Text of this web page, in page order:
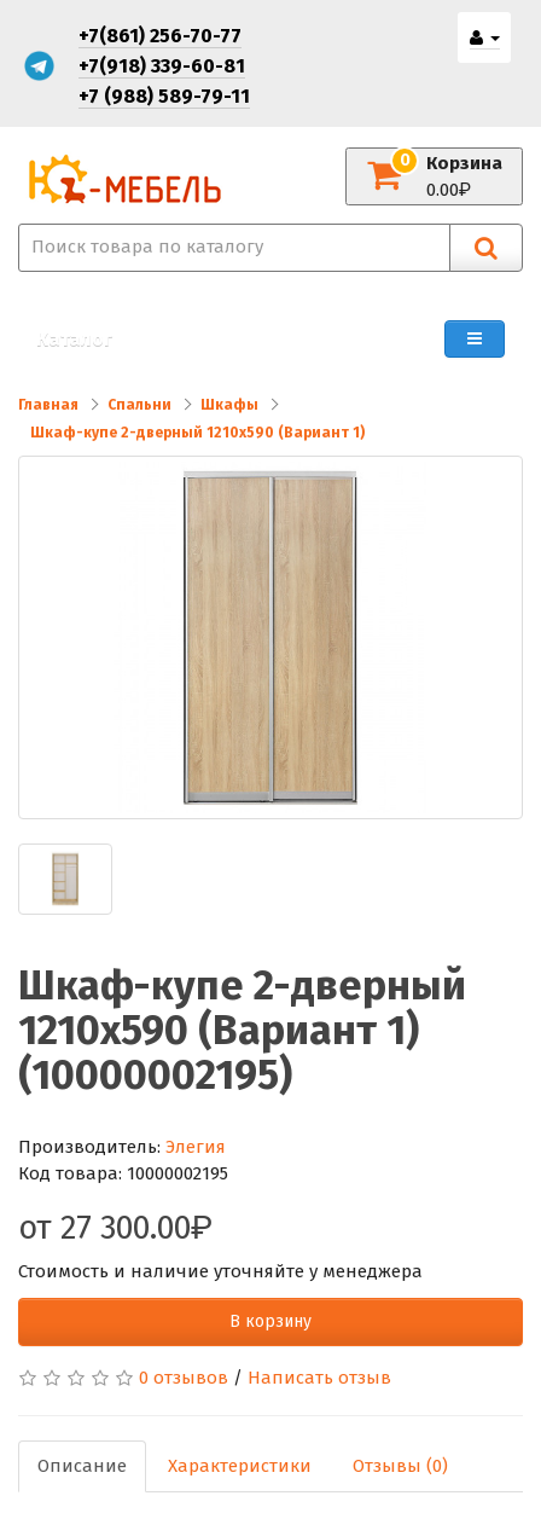
+7(861) 256-70-77
+7(918) 339-60-81
+7 (988) 589-79-11
Корзина
0
0.00
Каталог
Главная Спальни
Шкафы
Шкаф-купе 2-дверный 1210х590 (Вариант 1)
Шкаф-купе 2-дверный
1210х590 (Вариант 1)
(10000002195)
Производитель: Элегия
Код товара: 10000002195
от 27 300.00
Стоимость и наличие уточняйте у менеджера
В корзину
0 отзывов / Написать отзыв
Описание Характеристики Отзывы (0)